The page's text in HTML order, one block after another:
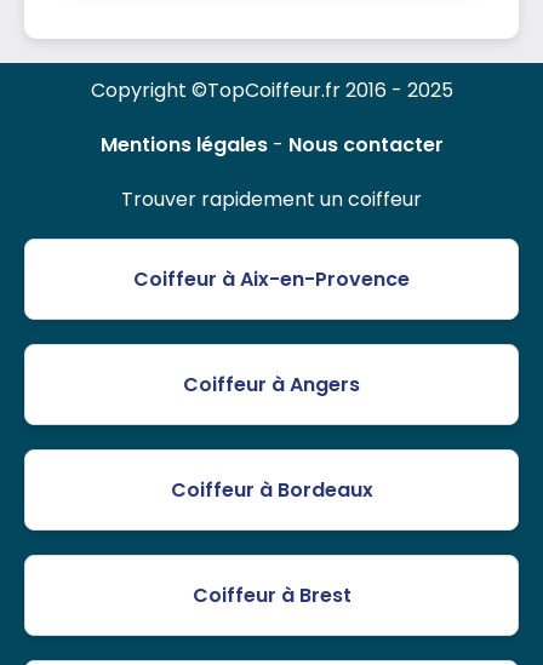
Copyright ©TopCoiffeur.fr 2016 - 2025
Mentions légales- Nous contacter
Trouver rapidement un coiffeur
Coiffeur à Aix-en-Provence
Coiffeur à Angers
Coiffeur à Bordeaux
Coiffeur à Brest